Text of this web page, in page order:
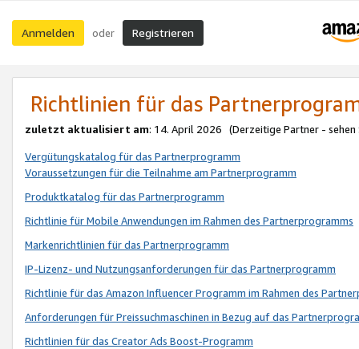
Anmelden oder Registrieren
Richtlinien für das
zuletzt aktualisiert am: 14. April 2026 (Derzeitige Partner - sehen
Vergütungskatalog für das Partnerprogramm
Voraussetzungen für die Teilnahme am Partnerprogramm
Produktkatalog für das Partnerprogramm
Richtlinie für Mobile Anwendungen im Rahmen des Partnerprogramms
Markenrichtlinien für das Partnerprogramm
IP-Lizenz- und Nutzungsanforderungen für das Partnerprogramm
Richtlinie für das Amazon Influencer Programm im Rahmen des
Anforderungen für Preissuchmaschinen in Bezug auf das
Richtlinien für das Creator Ads Boost-Programm